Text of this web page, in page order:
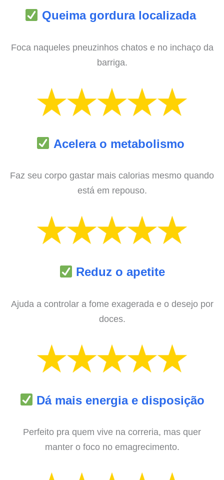
Queima gordura localizada
Foca naqueles pneuzinhos chatos e no inchaço da
barriga.
Acelera o metabolismo
Faz seu corpo gastar mais calorias mesmo quando
está em repouso.
Reduz o apetite
Ajuda a controlar a fome exagerada e o desejo por
doces.
Dá mais energia e disposição
Perfeito pra quem vive na correria, mas quer
manter o foco no emagrecimento.